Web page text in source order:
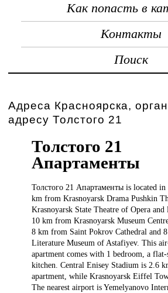
Как попасть в
Контакты
Поиск
Адреса Красноярска,
адресу Толстого 21
Толстого 21
Апартаменты
Толстого 21Апартаменты is located in
km from Krasnoyarsk Drama Pushkin
Krasnoyarsk State Theatre of Opera and
10 km from Krasnoyarsk Museum
8 km from Saint Pokrov Cathedral and
Literature Museum of Astafiyev. This
apartment comes with 1 bedroom, a flat-
kitchen. Central Enisey Stadium is 2.6
apartment, while Krasnoyarsk Eiffel
The nearest airport is Yemelyanovo